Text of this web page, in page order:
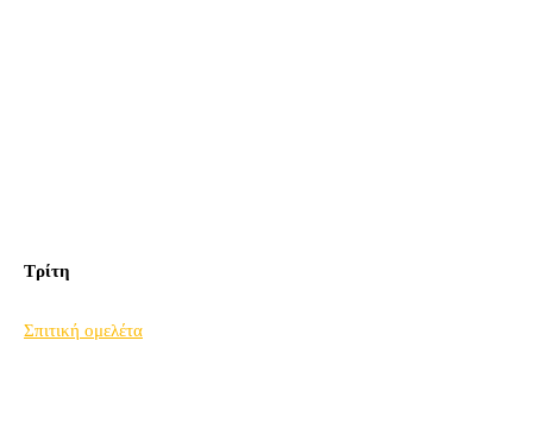
Τρίτη
Σπιτική ομελέτα